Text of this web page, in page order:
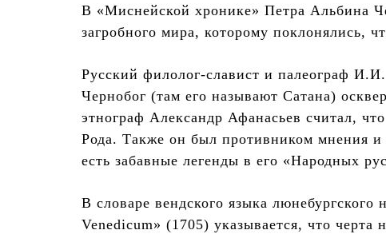
В «Миснейской хронике» Петра Альбина
загробного мира, которому
Русский филолог-славист и палеограф
Чернобог (там его называют Сатана)
этнограф Александр Афанасьев считал,
Рода. Также он был противником мнения
есть забавные легенды в его «Народных
В словаре вендского языка
Venedicum» (1705) указывается, что черта